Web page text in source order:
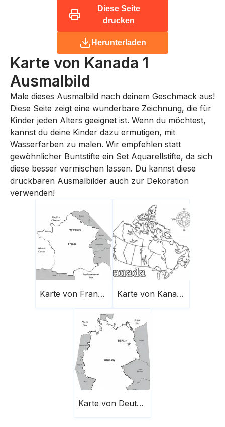
Diese Seite
drucken
Herunterladen
Karte von Kanada 1
Ausmalbild
Male dieses Ausmalbild nach deinem Geschmack aus!
Diese Seite zeigt eine wunderbare Zeichnung, die für
Kinder jeden Alters geeignet ist. Wenn du möchtest,
kannst du deine Kinder dazu ermutigen, mit
Wasserfarben zu malen. Wir empfehlen statt
gewöhnlicher Buntstifte ein Set Aquarellstifte, da sich
diese besser vermischen lassen. Du kannst diese
druckbaren Ausmalbilder auch zur Dekoration
verwenden!
Karte von Frankreich Karte von Kanada 1
Karte von Deutschland